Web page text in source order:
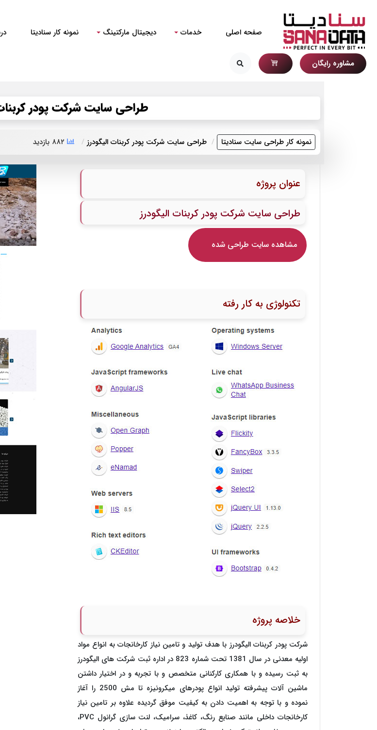
صفحه اصلی خدمات دیجیتال مارکتینگ نمونه کار سنادیتا
مشاوره رایگان
طراحی سایت شرکت پودر
نمونه کار طراحی سایت سنادیتا طراحی سایت شرکت پودر کربنات الیگودرز ۸۸۲ بازدید
عنوان پروژه
طراحی سایت شرکت پودر کربنات الیگودرز
مشاهده سایت طراحی شده
تکنولوژی به کار رفته
خلاصه پروژه
شرکت پودر کربنات الیگودرز با هدف تولید و تامین نیاز کارخانجات به انواع مواد
اولیه معدنی در سال 1381 تحت شماره 823 در اداره ثبت شرکت های الیگودرز
به ثبت رسیده و با همکاری کارکنانی متخصص و با تجربه و در اختیار داشتن
ماشین آلات پیشرفته تولید انواع پودرهای میکرونیزه تا مش 2500 را آغاز
نموده و با توجه به اهمیت دادن به کیفیت موفق گردیده علاوه بر تامین نیاز
کارخانجات داخلی مانند صنایع رنگ، کاغذ، سرامیک، لنت سازی گرانول PVC،